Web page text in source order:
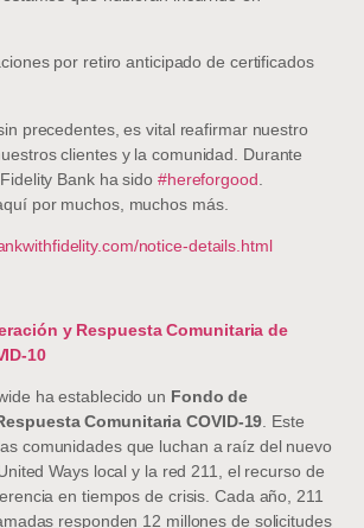
por retiro anticipado de certificados
precedentes, es vital reafirmar nuestro
clientes y la comunidad. Durante
Bank ha sido #hereforgood
por muchos, muchos más.
notice-details.html
y Respuesta Comunitaria de
10
ha establecido un Fondo de
Comunitaria COVID-19. Este
comunidades que luchan a raíz del nuevo
Ways local y la red 211, el recurso de
en tiempos de crisis. Cada año, 211
responden 12 millones de solicitudes